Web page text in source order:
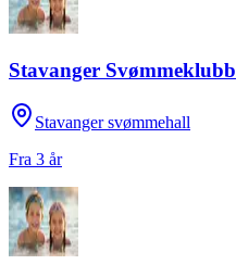
Stavanger Svømmeklubb
Stavanger svømmehall
Fra 3 år